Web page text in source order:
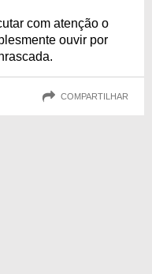
com atenção o
ouvir por
COMPARTILHAR